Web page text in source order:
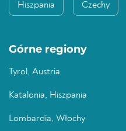
Hiszpania Czechy
Górne regiony
Tyrol, Austria
Katalonia, Hiszpania
Lombardia, Włochy